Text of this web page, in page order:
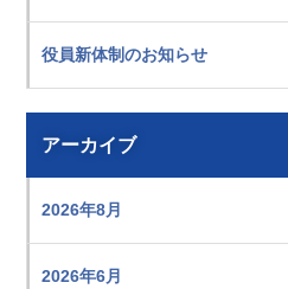
役員新体制のお知らせ
アーカイブ
2026年8月
2026年6月